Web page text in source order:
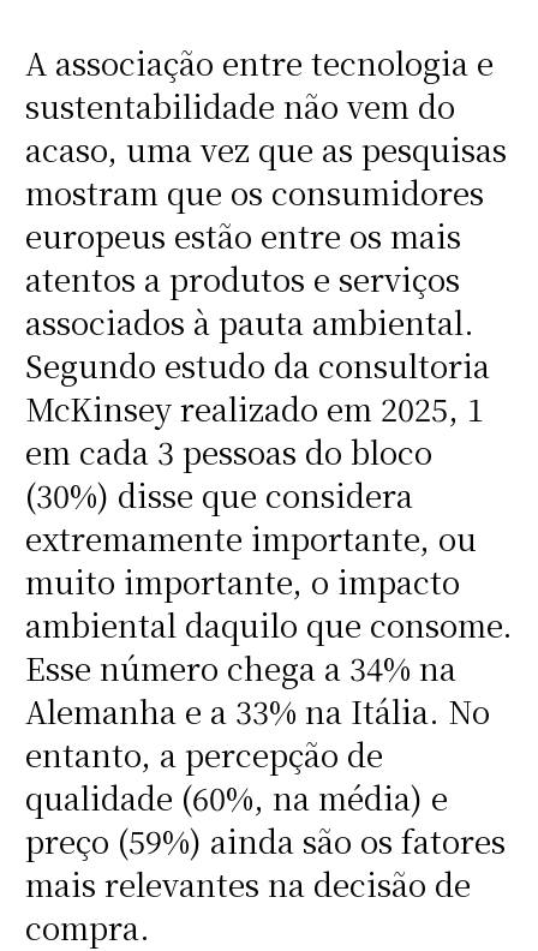
A associação entre tecnologia e
sustentabilidade não vem do
acaso, uma vez que as pesquisas
mostram que os consumidores
europeus estão entre os mais
atentos a produtos e serviços
associados à pauta ambiental.
Segundo estudo da consultoria
McKinsey realizado em 2025, 1
em cada 3 pessoas do bloco
(30%) disse que considera
extremamente importante, ou
muito importante, o impacto
ambiental daquilo que consome.
Esse número chega a 34% na
Alemanha e a 33% na Itália. No
entanto, a percepção de
qualidade (60%, na média) e
preço (59%) ainda são os fatores
mais relevantes na decisão de
compra.